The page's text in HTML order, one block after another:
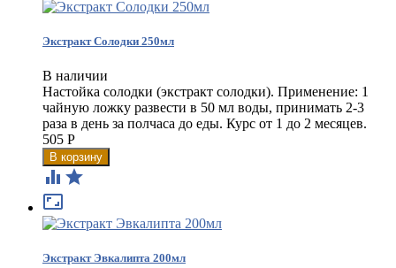
Экстракт Солодки 250мл
В наличии
Настойка солодки (экстракт солодки). Применение: 1
чайную ложку развести в 50 мл воды, принимать 2-3
раза в день за полчаса до еды. Курс от 1 до 2 месяцев.
505 Р
 

Экстракт Эвкалипта 200мл